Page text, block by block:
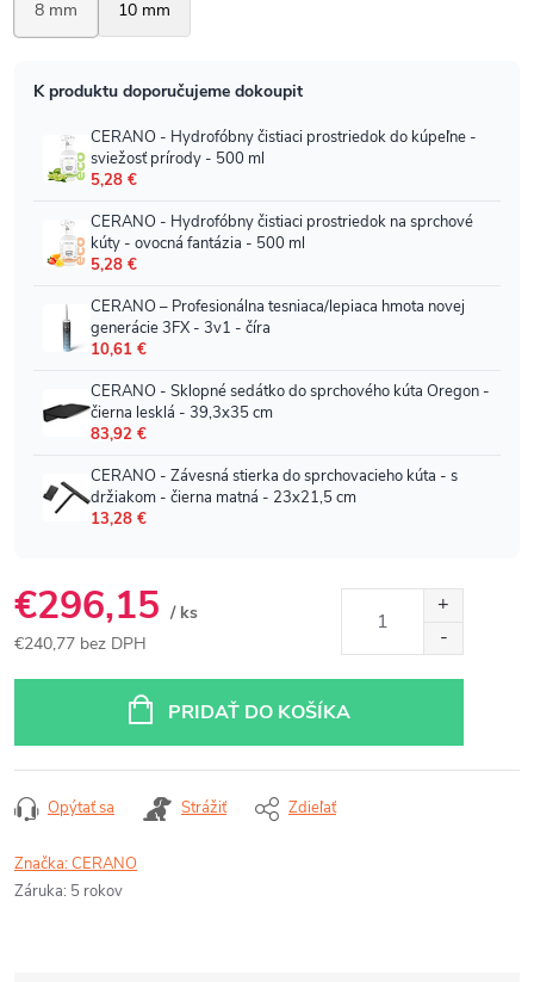
€296,15 / ks
€240,77 bez DPH
PRIDAŤ DO KOŠÍKA
Opýtať sa Strážiť Zdieľať
Značka:CERANO
Záruka: 5 rokov